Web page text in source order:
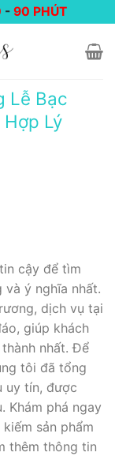
-90 PHÚT
Lễ Bạc
Lý
cậy để tìm
và ý nghĩa nhất.
dịch vụ tại
giúp khách
nhất. Để
tôi đã tổng
uy tín, được
Khám phá ngay
sản phẩm
thêm thông tin